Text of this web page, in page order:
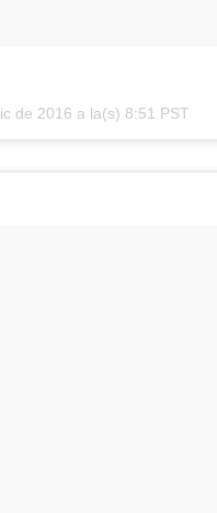
de 2016 a la(s) 8:51 PST